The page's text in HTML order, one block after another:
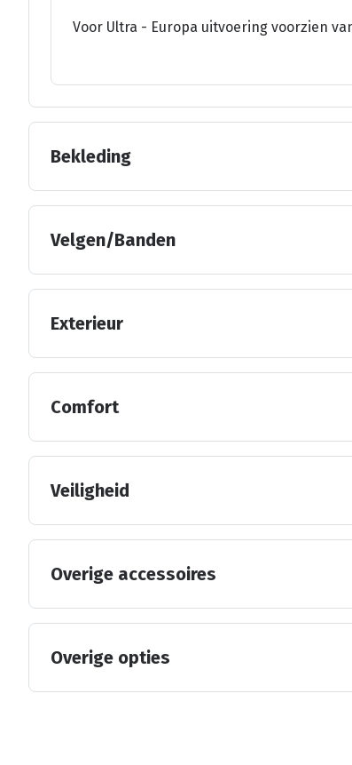
Voor Ultra - Europa uitvoering voorzien
Bekleding
Velgen/Banden
Exterieur
Comfort
Veiligheid
Overige accessoires
Overige opties